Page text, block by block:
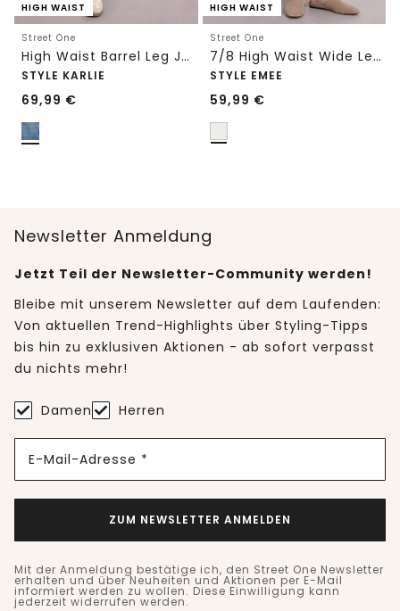
HIGH WAIST
Street One
High Waist Barrel Leg Jeans im Loose Fit
STYLE KARLIE
69,99 €
HIGH WAIST
Street One
7/8 High Waist Wide Leg Jeans im Loose Fit
STYLE EMEE
59,99 €
Newsletter Anmeldung
Jetzt Teil der Newsletter-Community werden!
Bleibe mit unserem Newsletter auf dem Laufenden:
Von aktuellen Trend-Highlights über Styling-Tipps
bis hin zu exklusiven Aktionen - ab sofort verpasst
du nichts mehr!
Damen Herren
E-Mail-Adresse *
ZUM NEWSLETTER ANMELDEN
Mit der Anmeldung bestätige ich, den Street One Newsletter
erhalten und über Neuheiten und Aktionen per E-Mail
informiert werden zu wollen. Diese Einwilligung kann
jederzeit widerrufen werden.